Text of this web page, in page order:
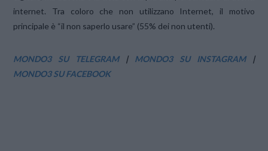
internet. Tra coloro che non utilizzano Internet, il motivo
principale è “il non saperlo usare” (55% dei non utenti).
MONDO3 SU TELEGRAM| MONDO3 SU INSTAGRAM|
MONDO3 SU FACEBOOK